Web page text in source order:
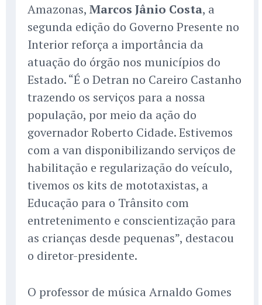
Amazonas, Marcos Jânio Costa, a
segunda edição do Governo Presente no
Interior reforça a importância da
atuação do órgão nos municípios do
Estado. “É o Detran no Careiro Castanho
trazendo os serviços para a nossa
população, por meio da ação do
governador Roberto Cidade. Estivemos
com a van disponibilizando serviços de
habilitação e regularização do veículo,
tivemos os kits de mototaxistas, a
Educação para o Trânsito com
entretenimento e conscientização para
as crianças desde pequenas”, destacou
o diretor-presidente.
O professor de música Arnaldo Gomes